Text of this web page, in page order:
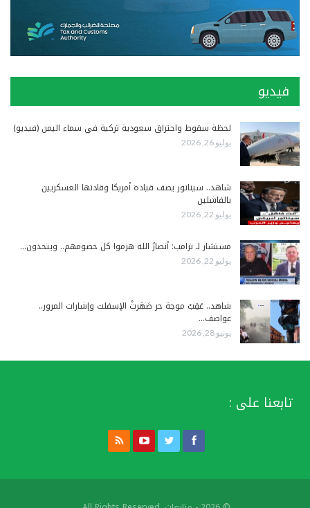
فيديو
لحظة سقوط واحتراق سعودية تركية في سماء اليمن (فيديو)
يوليو 26, 2026
شاهد.. سيناتور يصف قيادة أمريكا وقادتها العسكريين
بالفاشلين
يوليو 22, 2026
مستشار لـ ترامب: أنصارُ الله هزموا كل خصومهم.. ويتحدون…
يوليو 22, 2026
شاهد.. عَقِبْ موجة حر صَهَرتْ الإسفلت وإشارات المرور..
عواصف…
يونيو 28, 2026
تابعنا على :